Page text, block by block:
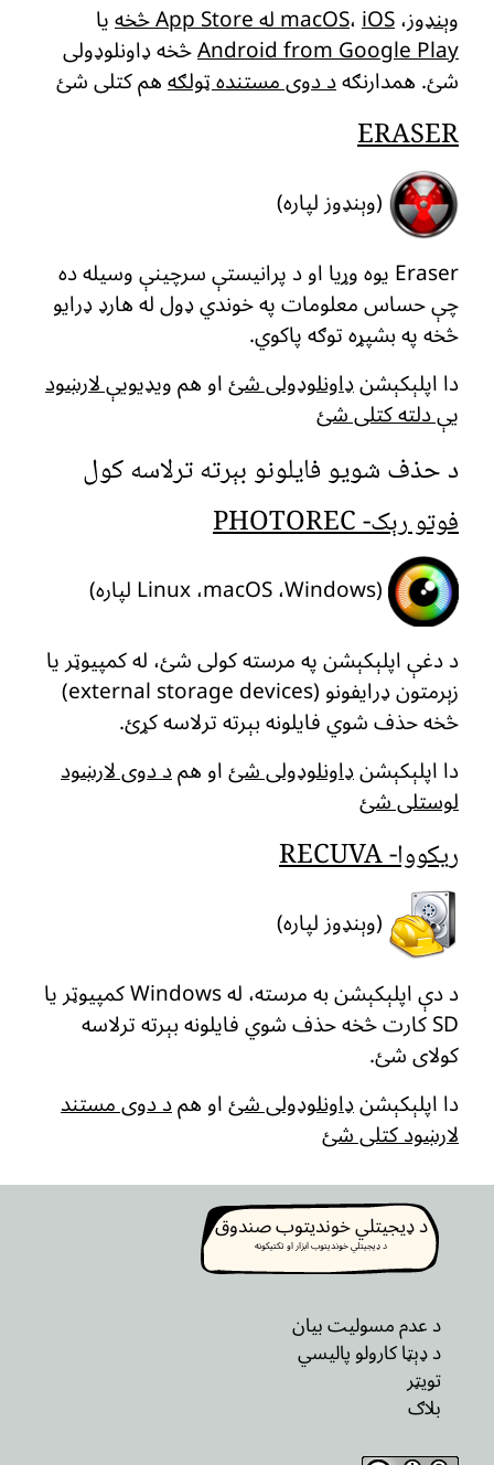
وېنډوز، macOS، iOS له App Store څخه
یا
Android from Google Playڅخه ډاونلوډولی
شئ. همدارنګهد دوی مستنده ټولګه هم کتلی شئ
ERASER
(وېنډوز لپاره)
Eraser یوه وړیا او د پرانیستې سرچینې وسیله ده
چې حساس معلومات په خوندي ډول له هارډ ډرایو
څخه په بشپړه توګه پاکوي.
دا اپلېکېشنډاونلوډولی شئ او هم ویډیویې لارښود
یې دلته کتلی شئ
د حذف شویو فایلونو بېرته ترلاسه کول
فوتو رېک- PHOTOREC
(Linux ،macOS ،Windows لپاره)
د دغې اپلېکېشن په مرسته کولی شئ، له کمپیوټر یا
زېرمتون ډرایفونو (external storage devices)
څخه حذف شوي فایلونه بېرته ترلاسه کړئ.
دا اپلېکېشنډاونلوډولی شئ او همد دوی لارښود
لوستلی شئ
ریکووا- RECUVA
(وېنډوز لپاره)
د دې اپلېکېشن به مرسته، له Windows کمپیوټر یا
SD کارت څخه حذف شوي فایلونه بېرته ترلاسه
کولای شئ.
دا اپلېکېشنډاونلوډولی شئ او همد دوی مستند
لارښود کتلی شئ
د ډیجیتلي خوندیتوب صندوق
د ډیجیتلي خوندیتوب ابزار او تکتیکونه
د عدم مسولیت بیان
د ډېټا کارولو پالیسي
تویټر
بلاګ